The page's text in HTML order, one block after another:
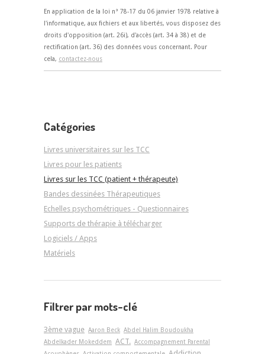
En application de la loi n° 78-17 du 06 janvier 1978 relative à
l'informatique, aux fichiers et aux libertés, vous disposez des
droits d'opposition (art. 26i), d'accès (art. 34 à 38) et de
rectification (art. 36) des données vous concernant. Pour
cela, contactez-nous
Catégories
Livres universitaires sur les TCC
Livres pour les patients
Livres sur les TCC (patient + thérapeute)
Bandes dessinées Thérapeutiques
Echelles psychométriques - Questionnaires
Supports de thérapie à télécharger
Logiciels / Apps
Matériels
Filtrer par mots-clé
3ème vague Aaron Beck Abdel Halim Boudoukha
Abdelkader Mokeddem ACT. Accompagnement Parental